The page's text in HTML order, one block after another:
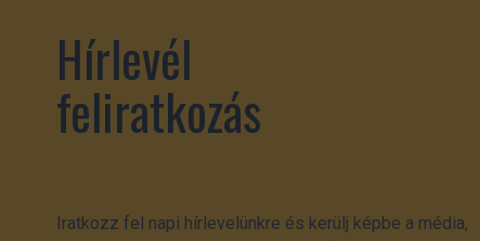
Hírlevél
feliratkozás
Iratkozz fel napi hírlevelünkre és kerülj képbe a média,